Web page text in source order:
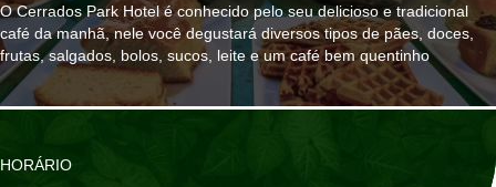
O Cerrados Park Hotel é conhecido pelo seu delicioso e tradicional
café da manhã, nele você degustará diversos tipos de pães, doces,
frutas, salgados, bolos, sucos, leite e um café bem quentinho
HORÁRIO